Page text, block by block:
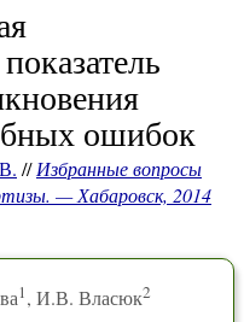
ошибок
//Избранные вопросы
— Хабаровск, 2014
1, И.В. Власюк2